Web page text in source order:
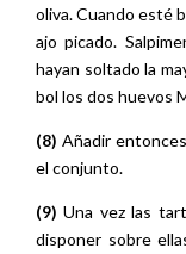
oliva. Cuando esté
ajo picado.
hayan soltado la
bol los dos huevos
(8)Añadir
el conjunto.
(9)Una vez las
disponer sobre